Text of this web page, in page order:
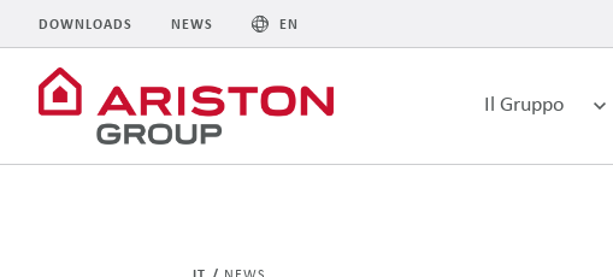
DOWNLOADS NEWS EN
Il Gruppo